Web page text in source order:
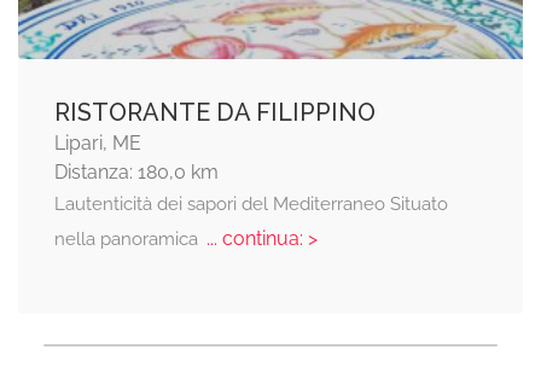
RISTORANTE DA FILIPPINO
Lipari, ME
Distanza: 180,0 km
Lautenticità dei sapori del Mediterraneo Situato
nella panoramica ... continua: >